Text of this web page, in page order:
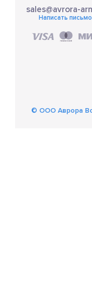
sales@avrora-
Написать письмо
© OOO Аврора